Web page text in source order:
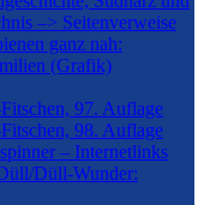
–> Seitenverweise
ganz nah:
(Grafik)
97. Auflage
98. Auflage
– Internetlinks
Düll-Wunder: